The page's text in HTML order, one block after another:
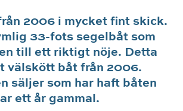
2006 i mycket fint skick.
33-fots segelbåt som
till ett riktigt nöje. Detta
välskött båt från 2006.
säljer som har haft båten
ett år gammal.